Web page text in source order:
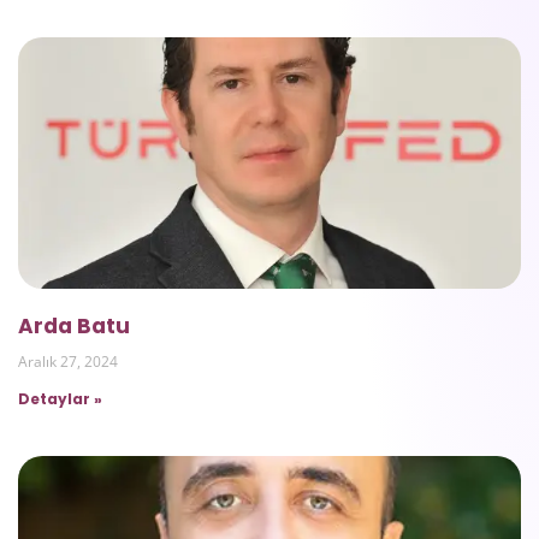
Arda Batu
Aralık 27, 2024
Detaylar »